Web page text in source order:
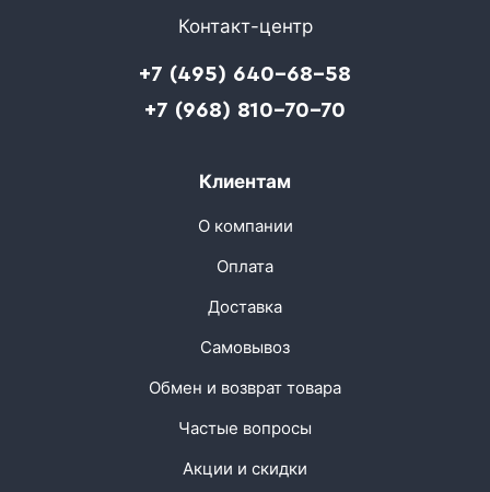
Контакт-центр
+7 (495) 640-68-58
+7 (968) 810-70-70
Клиентам
О компании
Оплата
Доставка
Самовывоз
Обмен и возврат товара
Частые вопросы
Акции и скидки